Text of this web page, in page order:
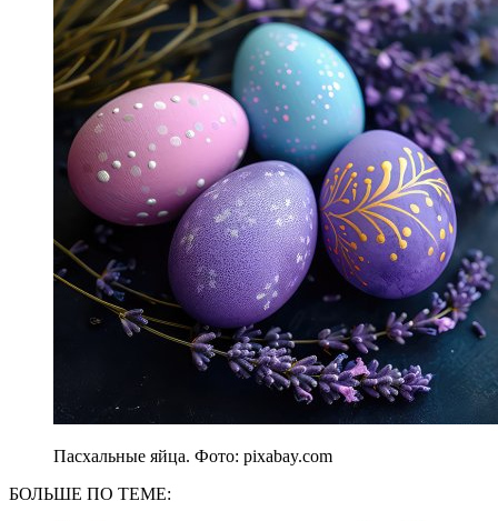
Пасхальные яйца. Фото: pixabay.com
БОЛЬШЕ ПО ТЕМЕ: